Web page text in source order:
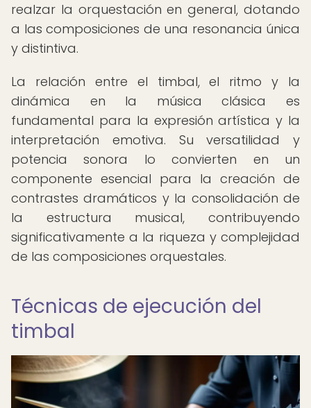
realzar la orquestación en general, dotando
a las composiciones de una resonancia única
y distintiva.
La relación entre el timbal, el ritmo y la
dinámica en la música clásica es
fundamental para la expresión artística y la
interpretación emotiva. Su versatilidad y
potencia sonora lo convierten en un
componente esencial para la creación de
contrastes dramáticos y la consolidación de
la estructura musical, contribuyendo
significativamente a la riqueza y complejidad
de las composiciones orquestales.
Técnicas de ejecución del
timbal